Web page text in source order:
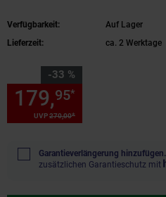
Verfügbarkeit:
Auf Lager
Lieferzeit:
ca. 2 Werktage
-33 %
Sie Sparen 33 Prozent,
UVP270,00*
179,95*
Garantieverlängerung hinzufügen.
zusätzlichen Garantieschutz mit